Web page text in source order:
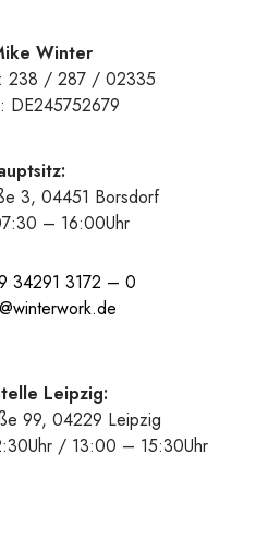
Winter
238 / 287 / 02335
DE245752679
3, 04451 Borsdorf
– 16:00Uhr
34291 3172 – 0
Leipzig:
99, 04229 Leipzig
/ 13:00 – 15:30Uhr